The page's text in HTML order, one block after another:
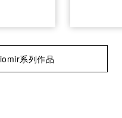
系列作品